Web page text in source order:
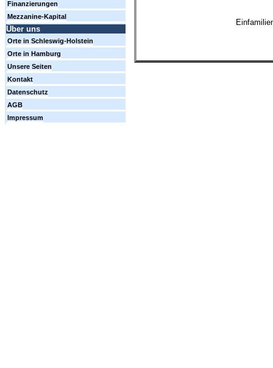
Finanzierungen
Mezzanine-Kapital
Über uns
Orte in Schleswig-Holstein
Orte in Hamburg
Unsere Seiten
Kontakt
Datenschutz
AGB
Impressum